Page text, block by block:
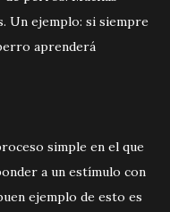
Un ejemplo: si siempre
aprenderá
simple en el que
a un estímulo con
ejemplo de esto es